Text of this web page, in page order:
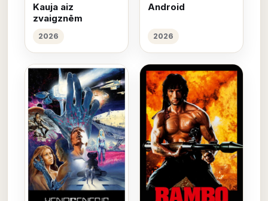
Kauja aiz
zvaigznēm
2026
Android
2026